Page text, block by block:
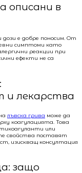
описани в
дози е добре поносим. От
симптоми като
реакции при
ефекти не са
и лекарства
лъвска грива може да
коагулацията. Това
или
свойства поставят
изискващ консултация
защо